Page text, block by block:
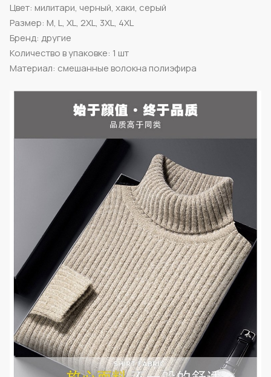
Цвет: милитари, черный, хаки, серый
Размер: M, L, XL, 2XL, 3XL, 4XL
Бренд: другие
Количество в упаковке: 1 шт
Материал: смешанные волокна полиэфира